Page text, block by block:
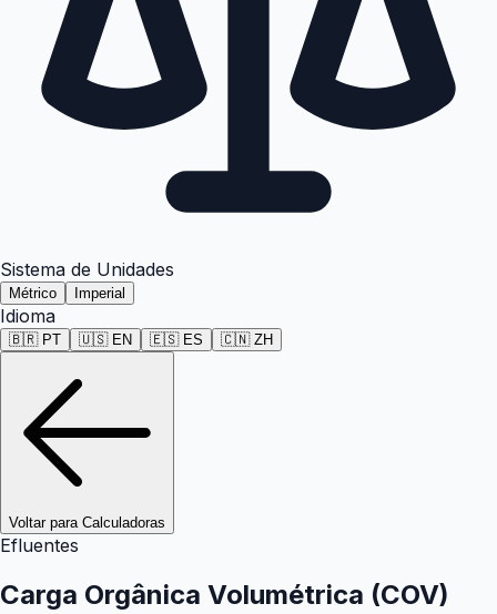
Sistema de Unidades
Métrico Imperial
Idioma
🇧🇷 PT 🇺🇸 EN 🇪🇸 ES 🇨🇳 ZH
Voltar para Calculadoras
Efluentes
Carga Orgânica Volumétrica (COV)